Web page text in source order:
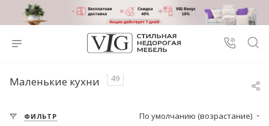
Маленькие кухни 49
ФИЛЬТР По умолчанию (возрастание)